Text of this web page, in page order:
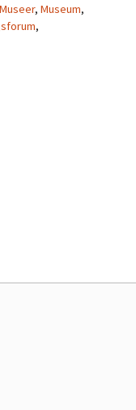
Museer, Museum,
,